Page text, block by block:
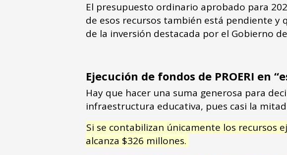
El presupuesto ordinario aprobado para
de esos recursos también está pendiente y
de la inversión destacada por el Gobierno
Ejecución de fondos de PROERI en
Hay que hacer una suma generosa para
infraestructura educativa, pues casi la
Si se contabilizan únicamente los recursos
alcanza $326 millones.